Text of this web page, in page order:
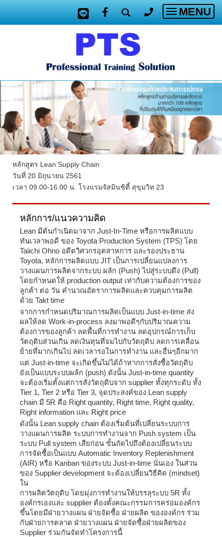
Toggle
MENU
หลักสูตร Lean Supply Chain
วันที่ 20 มิถุนายน 2561
เวลา 09.00-16.00 น. โรงแรมจัสมินซิตี้ สุขุมวิท 23
หลักการ/แนวความคิด
Lean มีต้นกำเนิดมาจาก Just-In-Time หรือการผลิตแบบ
ทันเวลาพอดี ของ Toyota Production System (TPS) โดย
Taiichi Ohno อดีตวิศวกรอุตสาหการ และรองประธาน
Toyota, หลักการผลิตแบบ JIT เป็นการเปลี่ยนแปลงการ
วางแผนการผลิตจากระบบ ผลัก (Push)ไปสู่ระบบดึง (Pull)
โดยกำหนดให้ production output เท่ากับความต้องการของ
ลูกค้า ต่อ วัน คำนวณอัตราการผลิตและควบคุมการผลิต
ด้วย Takt time
จากการกำหนดปริมาณการผลิตเป็นแบบ Just-in-time ส่ง
ผลให้ลด Work-in-process ลงมาพอดีๆกับปริมาณความ
ต้องการของลูกค้า ลดพื้นที่การทำงาน ลดอุปกรณ์การเก็บ
วัตถุดิบส่วนเกิน ลดเงินทุนที่จมไปกับวัตถุดิบ ลดการเคลื่อน
ย้ายที่มากเกินไป ลดเวลารอในการทำงาน และอื่นๆอีกมาก
แต่ Just-in-time จะเกิดขึ้นไม่ได้ถ้าหากการสั่งซื้อวัตถุดิบ
ยังเป็นแบบระบบผล้ก (push) ดังนั้น Just-in-time quantity
จะต้องเริ่มตั้งแต่การสั่งวัตถุดิบจาก supplier ทั้งทุกระดับ ทั้ง
Tier 1, Tier 2 หรือ Tier 3, จุดประสงค์ของ Lean supply
chain มี 5R คือ Right quantity, Right time, Right quality,
Right information และ Right price
ดังนั้น Lean supply chain ต้องเริ่มต้นที่เปลี่ยนระบบการ
วางแผนการผลิต ระบบการทำงานจาก Push system เป็น
ระบบ Pull system เสียก่อน ขั้นถัดไปถึงต้องเปลี่ยนระบบ
การจัดซื้อเป็นแบบ Automatic Inventory Replenishment
(AIR) หรือ Kanban ของระบบ Just-in-time นั่นเอง ในส่วน
ของ Supplier development จะต้องเปลี่ยนวิธีคิด (mindset)
ใน
การผลิตวัตถุดิบ โดยมุ่งการทำงานให้บรรลุระบบ 5R ทั้ง
องค์กรเองและ supplier ต้องตั้งคณะกรรมการคร่อมองค์กร
ขึ้นโดยมีฝ่ายวางแผน ฝ่ายจัดซื้อ ฝ่ายผลิต ขององค์กร ร่วม
กับฝ่ายการตลาด ฝ่ายวางแผน ฝ่ายจัดซื้อฝ่ายผลิตของ
Supplier ร่วมกันจัดทำโครงการนี้